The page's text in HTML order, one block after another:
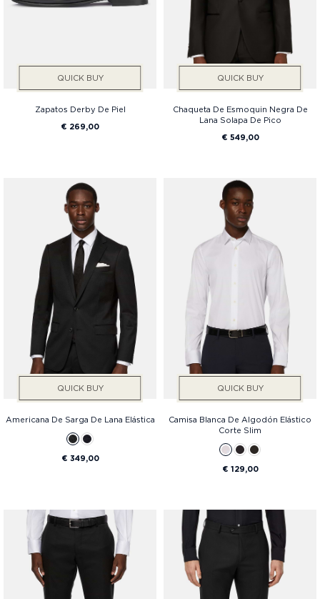
QUICK BUY
Zapatos Derby De Piel
€ 269,00
QUICK BUY
Chaqueta De Esmoquin Negra De
Lana Solapa De Pico
€ 549,00
QUICK BUY
Americana De Sarga De Lana Elástica
€ 349,00
QUICK BUY
Camisa Blanca De Algodón Elástico
Corte Slim
€ 129,00